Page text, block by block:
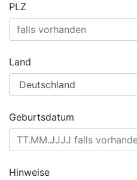
PLZ
Land
Geburtsdatum
Hinweise